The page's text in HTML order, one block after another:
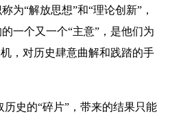
为“解放思想”和“理论创新”，
一个又一个“主意”，是他们为
，对历史肆意曲解和践踏的手
历史的“碎片”，带来的结果只能